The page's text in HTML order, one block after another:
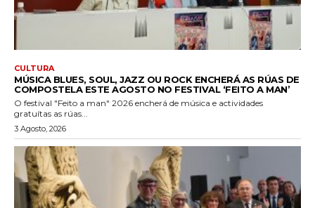
CULTURA
MÚSICA BLUES, SOUL, JAZZ OU ROCK ENCHERÁ AS RÚAS DE
COMPOSTELA ESTE AGOSTO NO FESTIVAL ‘FEITO A MAN’
O festival "Feito a man" 2026 encherá de música e actividades
gratuítas as rúas...
3 Agosto, 2026